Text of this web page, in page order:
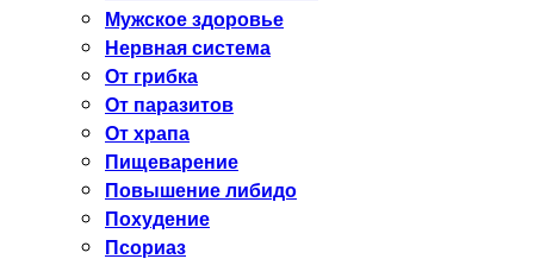
Мужское здоровье
Нервная система
От грибка
От паразитов
От храпа
Пищеварение
Повышение либидо
Похудение
Псориаз